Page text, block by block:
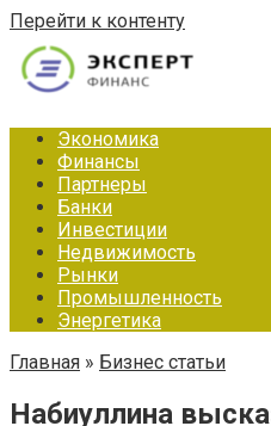
Перейти к контенту
Экономика
Финансы
Партнеры
Банки
Инвестиции
Недвижимость
Рынки
Промышленность
Энергетика
Главная » Бизнес статьи
Набиуллина